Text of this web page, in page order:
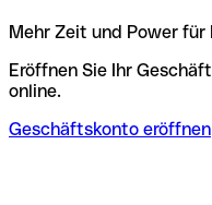
Mehr Zeit und Power für
Eröffnen Sie Ihr
online.
Geschäftskonto eröffnen